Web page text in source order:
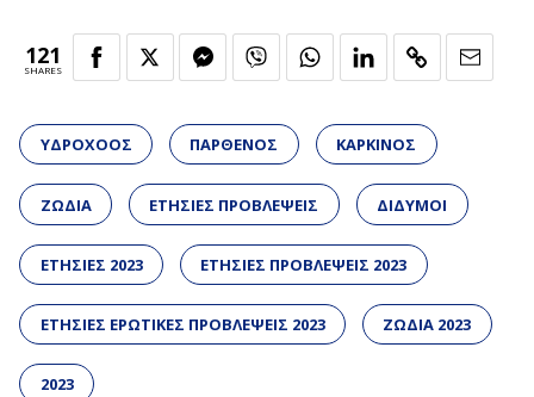
121
SHARES
ΥΔΡΟΧΟΟΣ ΠΑΡΘΕΝΟΣ ΚΑΡΚΙΝΟΣ
ΖΩΔΙΑ ΕΤΗΣΙΕΣ ΠΡΟΒΛΕΨΕΙΣ ΔΙΔΥΜΟΙ
ΕΤΗΣΙΕΣ 2023 ΕΤΗΣΙΕΣ ΠΡΟΒΛΕΨΕΙΣ 2023
ΕΤΗΣΙΕΣ ΕΡΩΤΙΚΕΣ ΠΡΟΒΛΕΨΕΙΣ 2023 ΖΩΔΙΑ 2023
2023